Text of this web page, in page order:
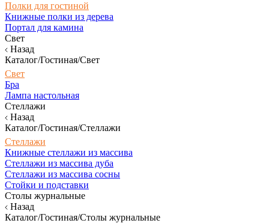
Полки для гостиной
Книжные полки из дерева
Портал для камина
Свет
Назад
Каталог/Гостиная/Свет
Свет
Бра
Лампа настольная
Стеллажи
Назад
Каталог/Гостиная/Стеллажи
Стеллажи
Книжные стеллажи из массива
Стеллажи из массива дуба
Стеллажи из массива сосны
Стойки и подставки
Столы журнальные
Назад
Каталог/Гостиная/Столы журнальные